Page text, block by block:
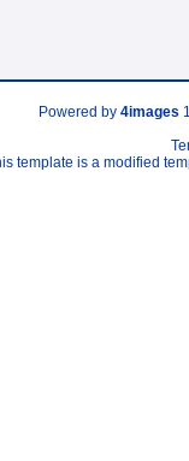
Powered by 4images
template is a modified